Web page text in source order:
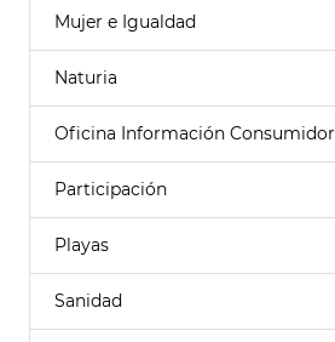
Mujer e Igualdad
Naturia
Oficina Información Consumidor
Participación
Playas
Sanidad